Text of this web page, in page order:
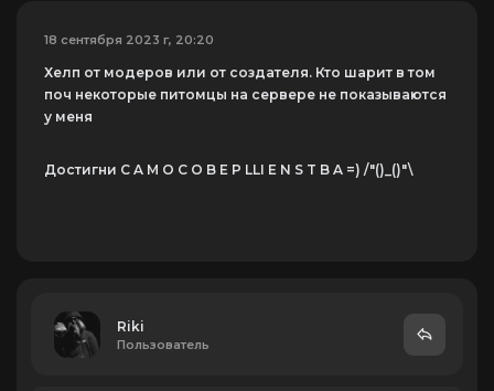
18 сентября 2023 г, 20:20
Хелп от модеров или от создателя. Кто шарит в том
поч некоторые питомцы на сервере не показываются
у меня
Достигни C A M O C O B E P LLI E N S T B A =) /"()_()"\
Riki
Пользователь